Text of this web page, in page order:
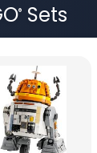
®Sets